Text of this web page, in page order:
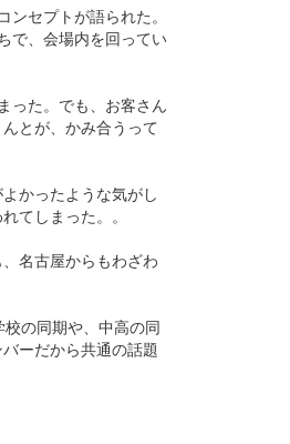
セプトが語られた。
で、会場内を回ってい
った。でも、お客さん
とが、かみ合うって
かったような気がし
てしまった。。
名古屋からもわざわ
の同期や、中高の同
ーだから共通の話題